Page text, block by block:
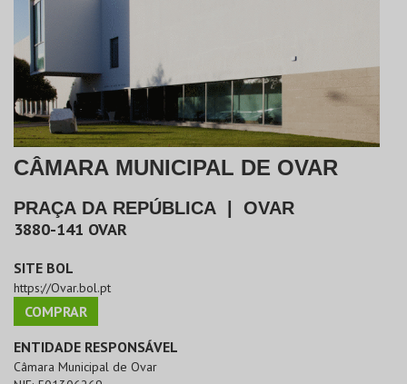
PRODUTOS
CÂMARA MUNICIPAL DE OVAR
PRAÇA DA REPÚBLICA OVAR
3880-141 OVAR
SITE BOL
https://Ovar.bol.pt
COMPRAR
ENTIDADE RESPONSÁVEL
Câmara Municipal de Ovar